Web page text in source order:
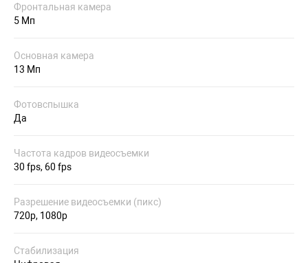
Фронтальная камера
5 Мп
Основная камера
13 Мп
Фотовспышка
Да
Частота кадров видеосъемки
30 fps, 60 fps
Разрешение видеосъемки (пикс)
720p, 1080p
Стабилизация